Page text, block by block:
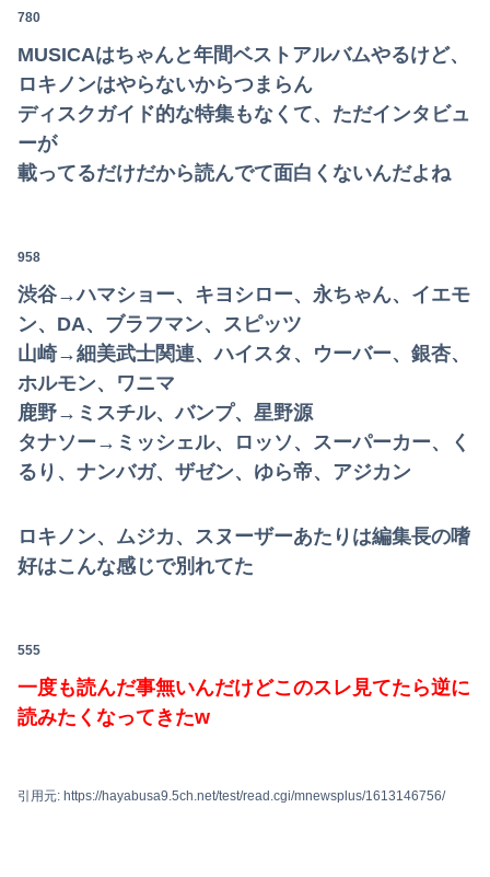
780
MUSICAはちゃんと年間ベストアルバムやるけど、
ロキノンはやらないからつまらん
ディスクガイド的な特集もなくて、ただインタビュ
ーが
載ってるだけだから読んでて面白くないんだよね
958
渋谷→ハマショー、キヨシロー、永ちゃん、イエモ
ン、DA、ブラフマン、スピッツ
山崎→細美武士関連、ハイスタ、ウーバー、銀杏、
ホルモン、ワニマ
鹿野→ミスチル、バンプ、星野源
タナソー→ミッシェル、ロッソ、スーパーカー、く
るり、ナンバガ、ザゼン、ゆら帝、アジカン
ロキノン、ムジカ、スヌーザーあたりは編集長の嗜
好はこんな感じで別れてた
555
一度も読んだ事無いんだけどこのスレ見てたら逆に
読みたくなってきたw
引用元: https://hayabusa9.5ch.net/test/read.cgi/mnewsplus/1613146756/